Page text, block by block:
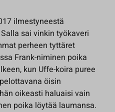
ilmestyneestä
Salla sai vinkin työkaveri
perheen tyttäret
Frank-niminen poika
kun Uffe-koira puree
öisin
oikeasti haluaisi vain
poika löytää laumansa.